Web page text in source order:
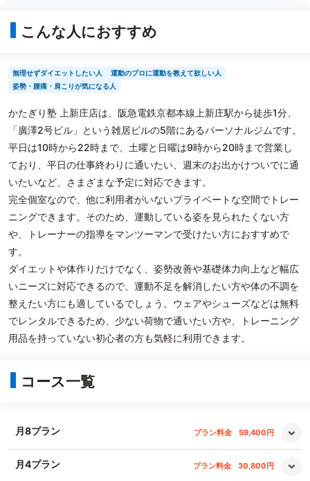
こんな人におすすめ
無理せずダイエットしたい人
運動のプロに運動を教えて欲しい人
姿勢・腰痛・肩こりが気になる人
かたぎり塾 上新庄店は、阪急電鉄京都本線上新庄駅から徒歩1分、
「廣澤2号ビル」という雑居ビルの5階にあるパーソナルジムです。
平日は10時から22時まで、土曜と日曜は9時から20時まで営業し
ており、平日の仕事終わりに通いたい、週末のお出かけついでに通
いたいなど、さまざまな予定に対応できます。
完全個室なので、他に利用者がいないプライベートな空間でトレー
ニングできます。そのため、運動している姿を見られたくない方
や、トレーナーの指導をマンツーマンで受けたい方におすすめで
す。
ダイエットや体作りだけでなく、姿勢改善や基礎体力向上など幅広
いニーズに対応できるので、運動不足を解消したい方や体の不調を
整えたい方にも適しているでしょう。ウェアやシューズなどは無料
でレンタルできるため、少ない荷物で通いたい方や、トレーニング
用品を持っていない初心者の方も気軽に利用できます。
コース一覧
月8プラン プラン料金 59,400円
月4プラン プラン料金 30,800円